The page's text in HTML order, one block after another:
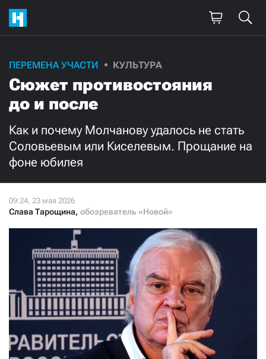
ПЕРЕМЕНА УЧАСТИ КУЛЬТУРА
Сюжет противостояния
до и после
Как и почему Молчанову удалось не стать
Соловьевым или Киселевым. Прощание на
фоне юбилея
Слава Тарощина, обозреватель «Новой»
Поддержите
нашу работу!
Ежемесячно
3000 1000
Нажимая кнопку «Стать соучастником»,
я принимаю условия и подтверждаю свое гражданство РФ
СТАТЬ СОУЧАСТНИКОМ
ПОДЕЛИТЬСЯ С ДРУЗЬЯМИ
Если у вас есть вопросы, пишите donate@novayagazeta.ru
звоните: